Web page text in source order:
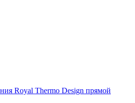
Royal Thermo Design прямой